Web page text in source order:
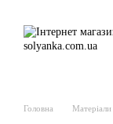
Головна Матеріали